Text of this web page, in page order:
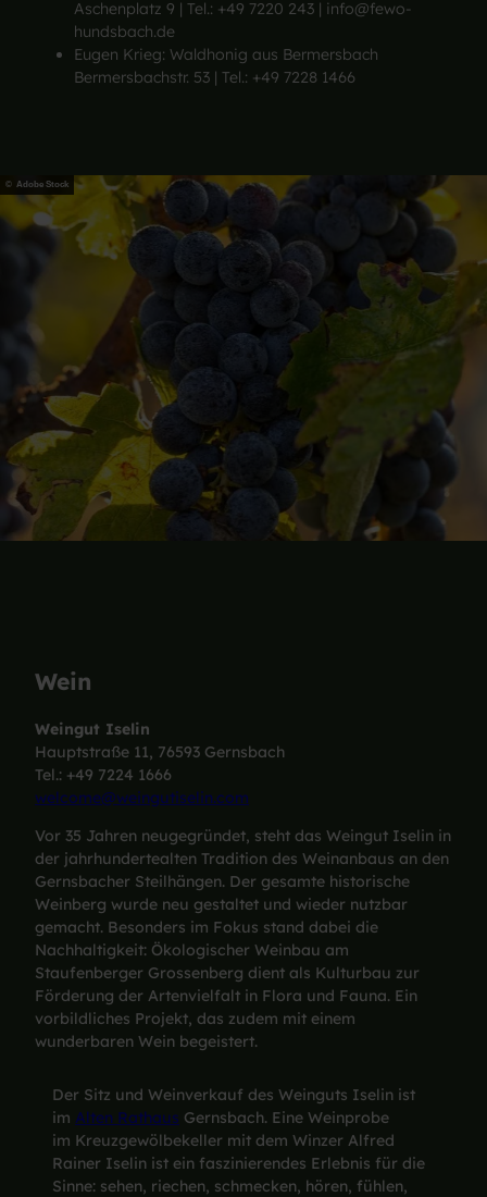
Aschenplatz 9 | Tel.: +49 7220 243 | info@fewo-
hundsbach.de
Eugen Krieg: Waldhonig aus Bermersbach
Bermersbachstr. 53 | Tel.: +49 7228 1466
Wein
Weingut Iselin
Hauptstraße 11, 76593 Gernsbach
Tel.: +49 7224 1666
welcome@weingutiselin.com
Vor 35 Jahren neugegründet, steht das Weingut Iselin in
der jahrhundertealten Tradition des Weinanbaus an den
Gernsbacher Steilhängen. Der gesamte historische
Weinberg wurde neu gestaltet und wieder nutzbar
gemacht. Besonders im Fokus stand dabei die
Nachhaltigkeit: Ökologischer Weinbau am
Staufenberger Grossenberg dient als Kulturbau zur
Förderung der Artenvielfalt in Flora und Fauna. Ein
vorbildliches Projekt, das zudem mit einem
wunderbaren Wein begeistert.
Der Sitz und Weinverkauf des Weinguts Iselin ist
im Alten Rathaus Gernsbach. Eine Weinprobe
im Kreuzgewölbekeller mit dem Winzer Alfred
Rainer Iselin ist ein faszinierendes Erlebnis für die
Sinne: sehen, riechen, schmecken, hören, fühlen,
© Adobe Stock